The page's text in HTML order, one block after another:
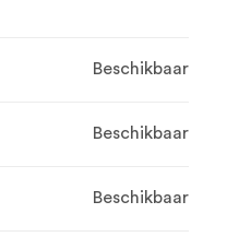
Beschikbaar
Beschikbaar
Beschikbaar